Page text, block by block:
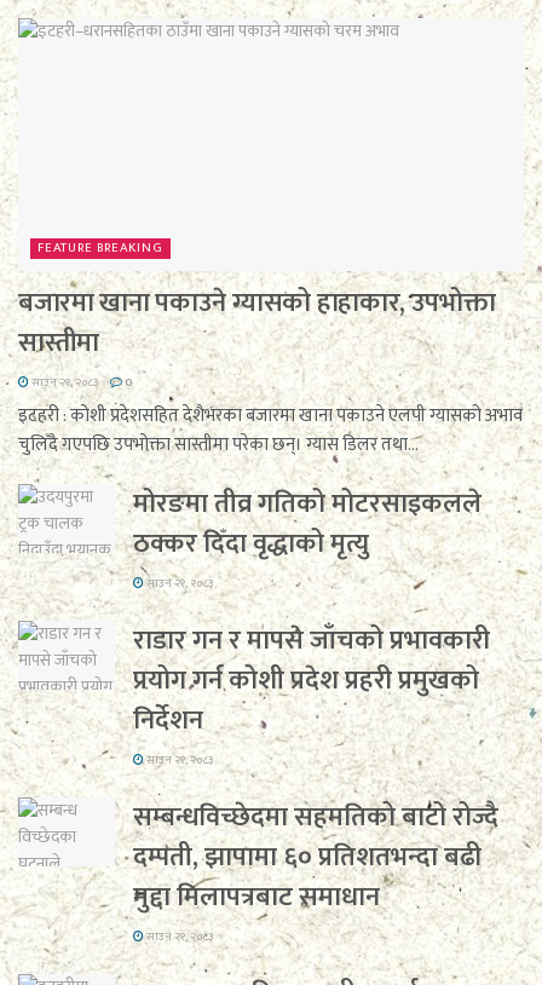
FEATURE BREAKING
बजारमा खाना पकाउने ग्यासको हाहाकार, उपभोक्ता
सास्तीमा
साउन २१, २०८३ 0
इटहरी : कोशी प्रदेशसहित देशैभरका बजारमा खाना पकाउने एलपी ग्यासको अभाव
चुलिँदै गएपछि उपभोक्ता सास्तीमा परेका छन्। ग्यास डिलर तथा...
मोरङमा तीव्र गतिको मोटरसाइकलले
ठक्कर दिँदा वृद्धाको मृत्यु
साउन २१, २०८३
राडार गन र मापसे जाँचको प्रभावकारी
प्रयोग गर्न कोशी प्रदेश प्रहरी प्रमुखको
निर्देशन
साउन २१, २०८३
सम्बन्धविच्छेदमा सहमतिको बाटो रोज्दै
दम्पती, झापामा ६० प्रतिशतभन्दा बढी
मुद्दा मिलापत्रबाट समाधान
साउन २१, २०८३